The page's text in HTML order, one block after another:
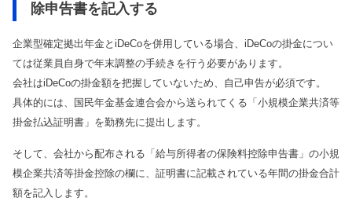
除申告書を記入する
企業型確定拠出年金とiDeCoを併用している場合、iDeCoの掛金につい
ては従業員自身で年末調整の手続きを行う必要があります。
会社はiDeCoの掛金額を把握していないため、自己申告が必須です。
具体的には、国民年金基金連合会から送られてくる「小規模企業共済等
掛金払込証明書」を勤務先に提出します。
そして、会社から配布される「給与所得者の保険料控除申告書」の小規
模企業共済等掛金控除の欄に、証明書に記載されている年間の掛金合計
額を記入します。